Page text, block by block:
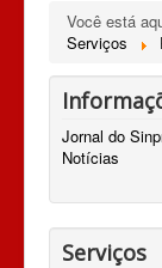
Você está
Serviços
Jornal do
Notícias
Serviços